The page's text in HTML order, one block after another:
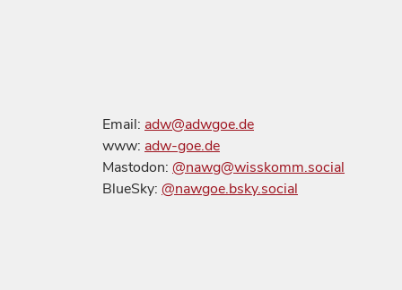
Email: adw@adwgoe.de
www: adw-goe.de
Mastodon: @nawg@wisskomm.social
BlueSky: @nawgoe.bsky.social